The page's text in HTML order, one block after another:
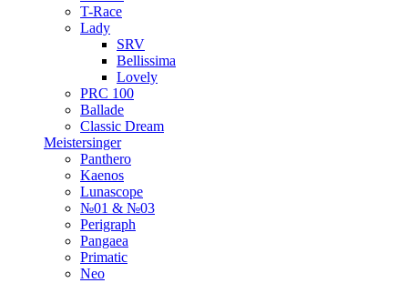
T-Race
Lady
SRV
Bellissima
Lovely
PRC 100
Ballade
Classic Dream
Meistersinger
Panthero
Kaenos
Lunascope
№01 & №03
Perigraph
Pangaea
Primatic
Neo